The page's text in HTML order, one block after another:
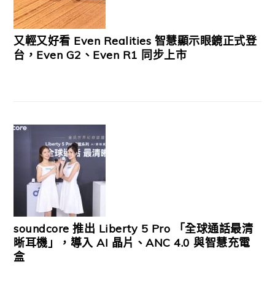
又輕又好看 Even Realities 智慧顯示眼鏡正式登
台，Even G2、Even R1 同步上市
soundcore 推出 Liberty 5 Pro 「全球通話最清
晰耳機」，導入 AI 晶片、ANC 4.0 與智慧充電
盒